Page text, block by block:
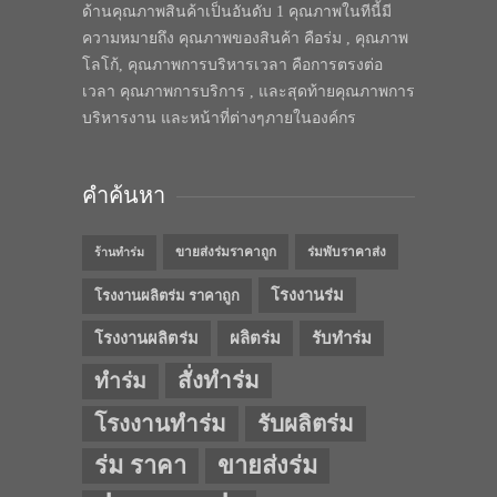
ด้านคุณภาพสินค้าเป็นอันดับ 1 คุณภาพในทีนี้มี
ความหมายถึง คุณภาพของสินค้า คือร่ม , คุณภาพ
โลโก้, คุณภาพการบริหารเวลา คือการตรงต่อ
เวลา คุณภาพการบริการ , และสุดท้ายคุณภาพการ
บริหารงาน และหน้าที่ต่างๆภายในองค์กร
คำค้นหา
ร้านทำร่ม ขายส่งร่มราคาถูก ร่มพับราคาส่ง
โรงงานผลิตร่ม ราคาถูก โรงงานร่ม
โรงงานผลิตร่ม ผลิตร่ม รับทำร่ม
ทำร่ม
สั่งทำร่ม
โรงงานทำร่ม
รับผลิตร่ม
ร่ม ราคา ขายส่งร่ม